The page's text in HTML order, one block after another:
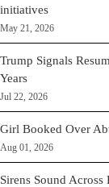
initiatives
May 21, 2026
Trump Signals
Years
Jul 22, 2026
Girl Booked Over
Aug 01, 2026
Sirens Sound